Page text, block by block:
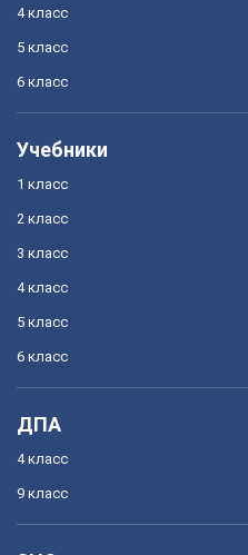
4 класс
5 класс
6 класс
Учебники
1 класс
2 класс
3 класс
4 класс
5 класс
6 класс
ДПА
4 класс
9 класс